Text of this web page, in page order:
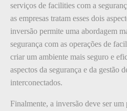
serviços de facilities com a
as empresas tratam esses dois
inversão permite uma abordagem
segurança com as operações de
criar um ambiente mais seguro e
aspectos da segurança e da gestão
interconectados.
Finalmente, a inversão deve ser